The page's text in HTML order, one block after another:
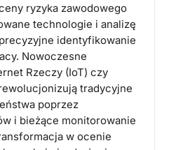
ryzyka zawodowego
technologie i analizę
identyfikowanie
Nowoczesne
Rzeczy (IoT) czy
tradycyjne
poprzez
i bieżące monitorowanie
w ocenie